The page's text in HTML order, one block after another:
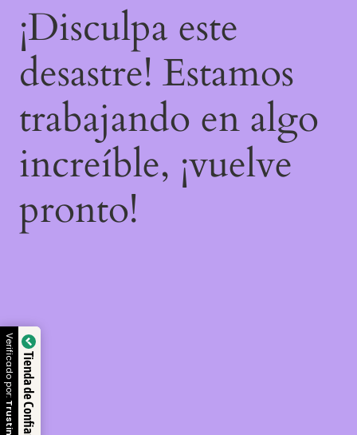
¡Disculpa este
desastre! Estamos
trabajando en algo
increíble, ¡vuelve
pronto!
Tienda de Confianza
Verificado por: